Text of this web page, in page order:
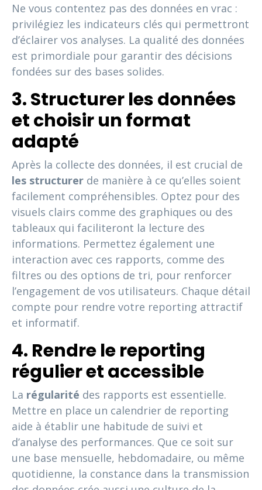
Ne vous contentez pas des données en vrac :
privilégiez les indicateurs clés qui permettront
d’éclairer vos analyses. La qualité des données
est primordiale pour garantir des décisions
fondées sur des bases solides.
3. Structurer les données
et choisir un format
adapté
Après la collecte des données, il est crucial de
les structurer de manière à ce qu’elles soient
facilement compréhensibles. Optez pour des
visuels clairs comme des graphiques ou des
tableaux qui faciliteront la lecture des
informations. Permettez également une
interaction avec ces rapports, comme des
filtres ou des options de tri, pour renforcer
l’engagement de vos utilisateurs. Chaque détail
compte pour rendre votre reporting attractif
et informatif.
4. Rendre le reporting
régulier et accessible
La régularité des rapports est essentielle.
Mettre en place un calendrier de reporting
aide à établir une habitude de suivi et
d’analyse des performances. Que ce soit sur
une base mensuelle, hebdomadaire, ou même
quotidienne, la constance dans la transmission